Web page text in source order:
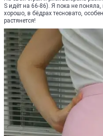
S идёт на 66-86). Я пока не
хорошо, в бёдрах тесновато,
растянется!